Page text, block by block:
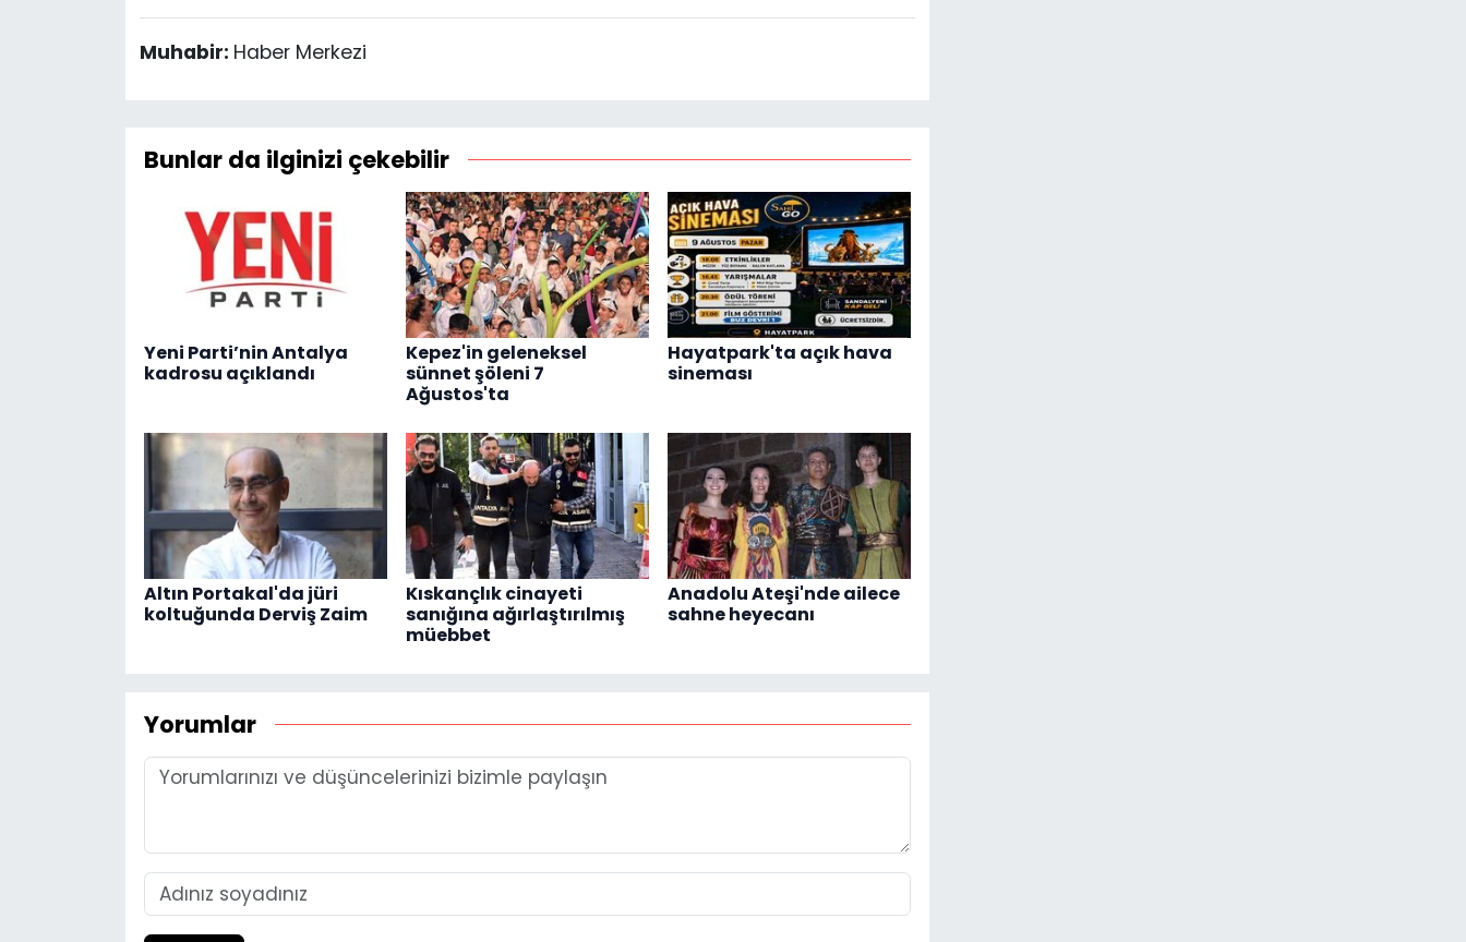
Muhabir: Haber Merkezi
Bunlar da ilginizi çekebilir
Yeni Parti’nin Antalya
kadrosu açıklandı
Kepez'in geleneksel
sünnet şöleni 7
Ağustos'ta
Hayatpark'ta açık hava
sineması
Altın Portakal'da jüri
koltuğunda Derviş Zaim
Kıskançlık cinayeti
sanığına ağırlaştırılmış
müebbet
Anadolu Ateşi'nde ailece
sahne heyecanı
Yorumlar